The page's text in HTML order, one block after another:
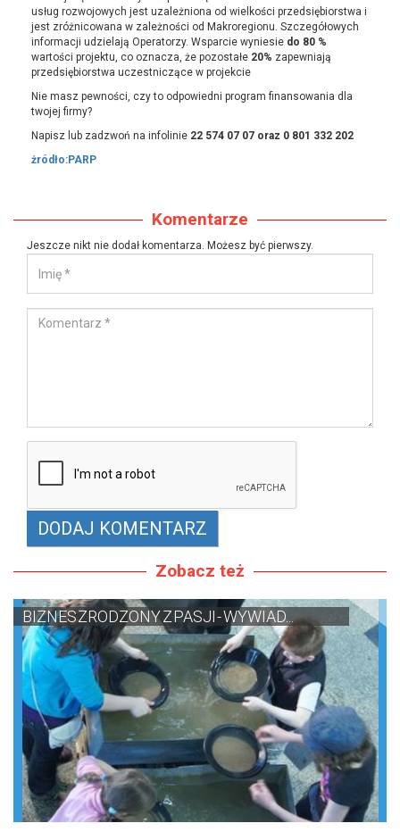
usług rozwojowych jest uzależniona od wielkości przedsiębiorstwa i
jest zróżnicowana w zależności od Makroregionu. Szczegółowych
informacji udzielają Operatorzy. Wsparcie wyniesie do 80 %
wartości projektu, co oznacza, że pozostałe 20% zapewniają
przedsiębiorstwa uczestniczące w projekcie
Nie masz pewności, czy to odpowiedni program finansowania dla
twojej firmy?
Napisz lub zadzwoń na infolinie 22 574 07 07 oraz 0 801 332 202
żródło:PARP
Komentarze
Jeszcze nikt nie dodał komentarza. Możesz być pierwszy.
Zobacz też
BIZNES ZRODZONY Z PASJI - WYWIAD...